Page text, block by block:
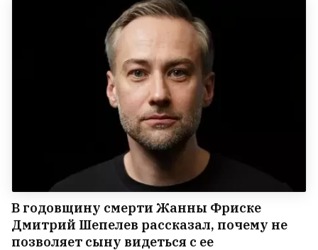
В годовщину смерти Жанны Фриске
Дмитрий Шепелев рассказал, почему не
позволяет сыну видеться с ее